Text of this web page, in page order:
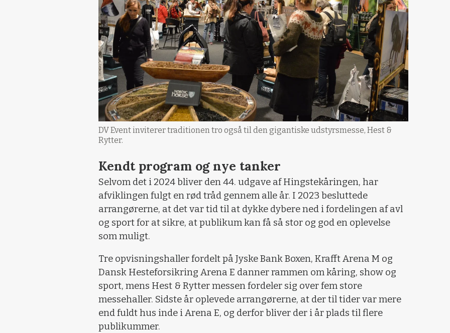
DV Event inviterer traditionen tro også til den gigantiske udstyrsmesse, Hest &
Rytter.
Kendt program og nye tanker
Selvom det i 2024 bliver den 44. udgave af Hingstekåringen, har
afviklingen fulgt en rød tråd gennem alle år. I 2023 besluttede
arrangørerne, at det var tid til at dykke dybere ned i fordelingen af avl
og sport for at sikre, at publikum kan få så stor og god en oplevelse
som muligt.
Tre opvisningshaller fordelt på Jyske Bank Boxen, Krafft Arena M og
Dansk Hesteforsikring Arena E danner rammen om kåring, show og
sport, mens Hest & Rytter messen fordeler sig over fem store
messehaller. Sidste år oplevede arrangørerne, at der til tider var mere
end fuldt hus inde i Arena E, og derfor bliver der i år plads til flere
publikummer.